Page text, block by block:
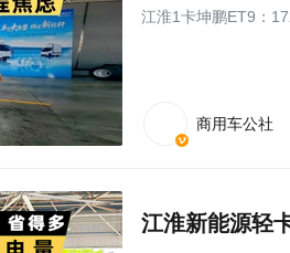
江淮1卡坤鹏ET9：
商用车公社